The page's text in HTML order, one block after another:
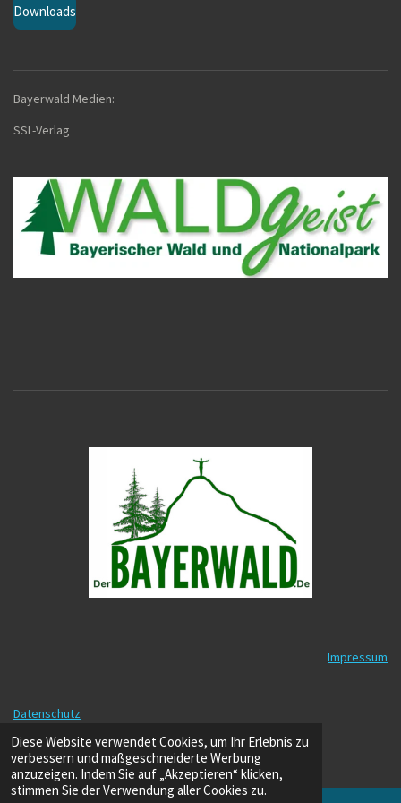
Diese Website verwendet Cookies, um Ihr Erlebnis zu
verbessern und maßgeschneiderte Werbung
anzuzeigen. Indem Sie auf „Akzeptieren“ klicken,
stimmen Sie der Verwendung aller Cookies zu.
Downloads
Bayerwald Medien:
SSL-Verlag
Impressum
Datenschutz
Mit Unterstützung von Webador